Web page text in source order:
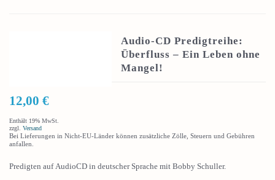
Audio-CD Predigtreihe:
Überfluss – Ein Leben ohne
Mangel!
12,00 €
Enthält 19% MwSt.
zzgl. Versand
Bei Lieferungen in Nicht-EU-Länder können zusätzliche Zölle, Steuern und Gebühren
anfallen.
Predigten auf AudioCD in deutscher Sprache mit Bobby Schuller.